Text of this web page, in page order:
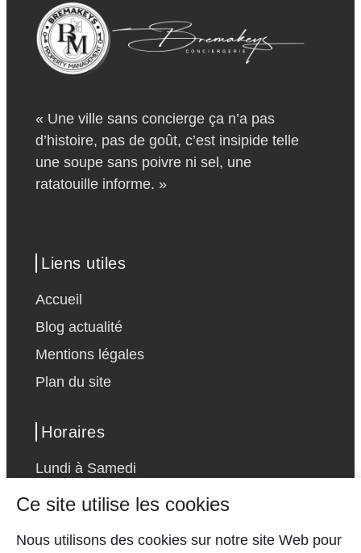
« Une ville sans concierge ça n’a pas
d’histoire, pas de goût, c’est insipide telle
une soupe sans poivre ni sel, une
ratatouille informe. »
Liens utiles
Accueil
Blog actualité
Mentions légales
Plan du site
Horaires
Lundi à Samedi
24h sur 24
Ce site utilise les cookies
Nous utilisons des cookies sur notre site Web pour